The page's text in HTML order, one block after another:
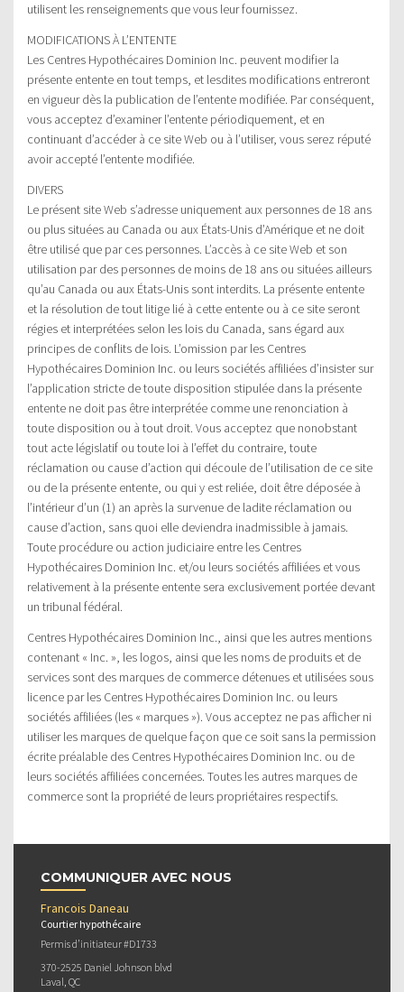
utilisent les renseignements que vous leur fournissez.
MODIFICATIONS À L’ENTENTE
Les Centres Hypothécaires Dominion Inc. peuvent modifier la
présente entente en tout temps, et lesdites modifications entreront
en vigueur dès la publication de l’entente modifiée. Par conséquent,
vous acceptez d’examiner l’entente périodiquement, et en
continuant d’accéder à ce site Web ou à l’utiliser, vous serez réputé
avoir accepté l’entente modifiée.
DIVERS
Le présent site Web s’adresse uniquement aux personnes de 18 ans
ou plus situées au Canada ou aux États-Unis d’Amérique et ne doit
être utilisé que par ces personnes. L’accès à ce site Web et son
utilisation par des personnes de moins de 18 ans ou situées ailleurs
qu’au Canada ou aux États-Unis sont interdits. La présente entente
et la résolution de tout litige lié à cette entente ou à ce site seront
régies et interprétées selon les lois du Canada, sans égard aux
principes de conflits de lois. L’omission par les Centres
Hypothécaires Dominion Inc. ou leurs sociétés affiliées d’insister sur
l’application stricte de toute disposition stipulée dans la présente
entente ne doit pas être interprétée comme une renonciation à
toute disposition ou à tout droit. Vous acceptez que nonobstant
tout acte législatif ou toute loi à l’effet du contraire, toute
réclamation ou cause d’action qui découle de l’utilisation de ce site
ou de la présente entente, ou qui y est reliée, doit être déposée à
l’intérieur d’un (1) an après la survenue de ladite réclamation ou
cause d’action, sans quoi elle deviendra inadmissible à jamais.
Toute procédure ou action judiciaire entre les Centres
Hypothécaires Dominion Inc. et/ou leurs sociétés affiliées et vous
relativement à la présente entente sera exclusivement portée devant
un tribunal fédéral.
Centres Hypothécaires Dominion Inc., ainsi que les autres mentions
contenant « Inc. », les logos, ainsi que les noms de produits et de
services sont des marques de commerce détenues et utilisées sous
licence par les Centres Hypothécaires Dominion Inc. ou leurs
sociétés affiliées (les « marques »). Vous acceptez ne pas afficher ni
utiliser les marques de quelque façon que ce soit sans la permission
écrite préalable des Centres Hypothécaires Dominion Inc. ou de
leurs sociétés affiliées concernées. Toutes les autres marques de
commerce sont la propriété de leurs propriétaires respectifs.
COMMUNIQUER AVEC NOUS
Francois Daneau
Courtier hypothécaire
Permis d’initiateur #D1733
370-2525 Daniel Johnson blvd
Laval, QC